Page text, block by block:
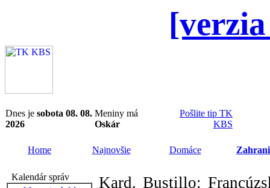
Dnes je sobota 08. 08.
2026
Meniny má
Oskár
Pošlite tip TK
KBS
Home Najnovšie Domáce
Kalendár správ
Kard. Bustillo: